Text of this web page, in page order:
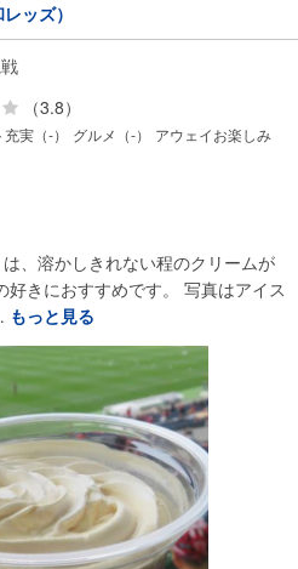
ッズ）
（3.8）
実（-） グルメ（-）
アウェイお楽しみ
、溶かしきれない程のクリームが
好きにおすすめです。 写真はアイス
もっと見る